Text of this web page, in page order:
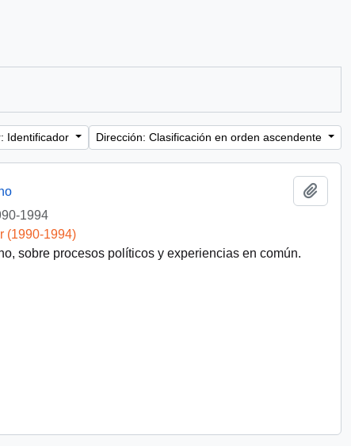
Identificador Dirección: Clasificación en orden ascendente
1994
(1990-1994)
sobre procesos políticos y experiencias en común.